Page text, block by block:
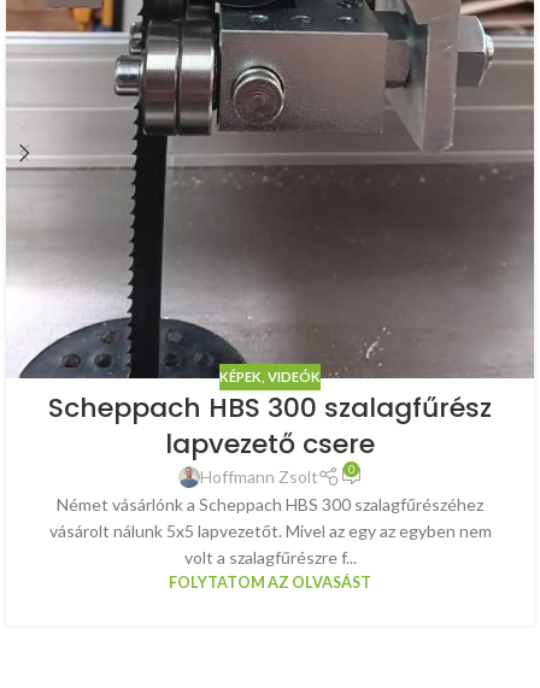
KÉPEK, VIDEÓK
Scheppach HBS 300 szalagfűrész
lapvezető csere
Hoffmann Zsolt 0
Német vásárlónk a Scheppach HBS 300 szalagfűrészéhez
vásárolt nálunk 5x5 lapvezetőt. Mivel az egy az egyben nem
volt a szalagfűrészre f...
FOLYTATOM AZ OLVASÁST